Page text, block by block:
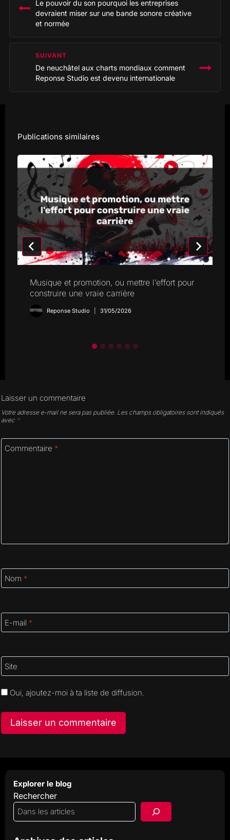
l’article
Le pouvoir du son pourquoi les entreprises
devraient miser sur une bande sonore créative
et normée
SUIVANT
De neuchâtel aux charts mondiaux comment
Reponse Studio est devenu internationale
Publications similaires
Musique et promotion, ou mettre l’effort pour
construire une vraie carrière
Reponse Studio 31/05/2026
Laisser un commentaire
Votre adresse e-mail ne sera pas publiée. Les champs obligatoires sont indiqués
avec *
Commentaire *
Nom *
E-mail *
Site
Oui, ajoutez-moi à ta liste de diffusion.
Explorer le blog
Rechercher